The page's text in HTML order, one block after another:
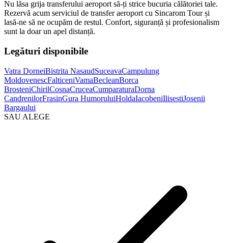
Nu lăsa grija transferului aeroport să-ți strice bucuria călătoriei tale.
Rezervă acum serviciul de transfer aeroport cu Sincarom Tour și
lasă-ne să ne ocupăm de restul. Confort, siguranță și profesionalism
sunt la doar un apel distanță.
Legături disponibile
Vatra DorneiBistrita NasaudSuceavaCampulung
MoldovenescFalticeniVamaBecleanBorca
BrosteniChirilCosnaCruceaCumparaturaDorna
CandrenilorFrasinGura HumoruluiHoldaIacobeniIlisestiJosenii
Bargaului
SAU ALEGE